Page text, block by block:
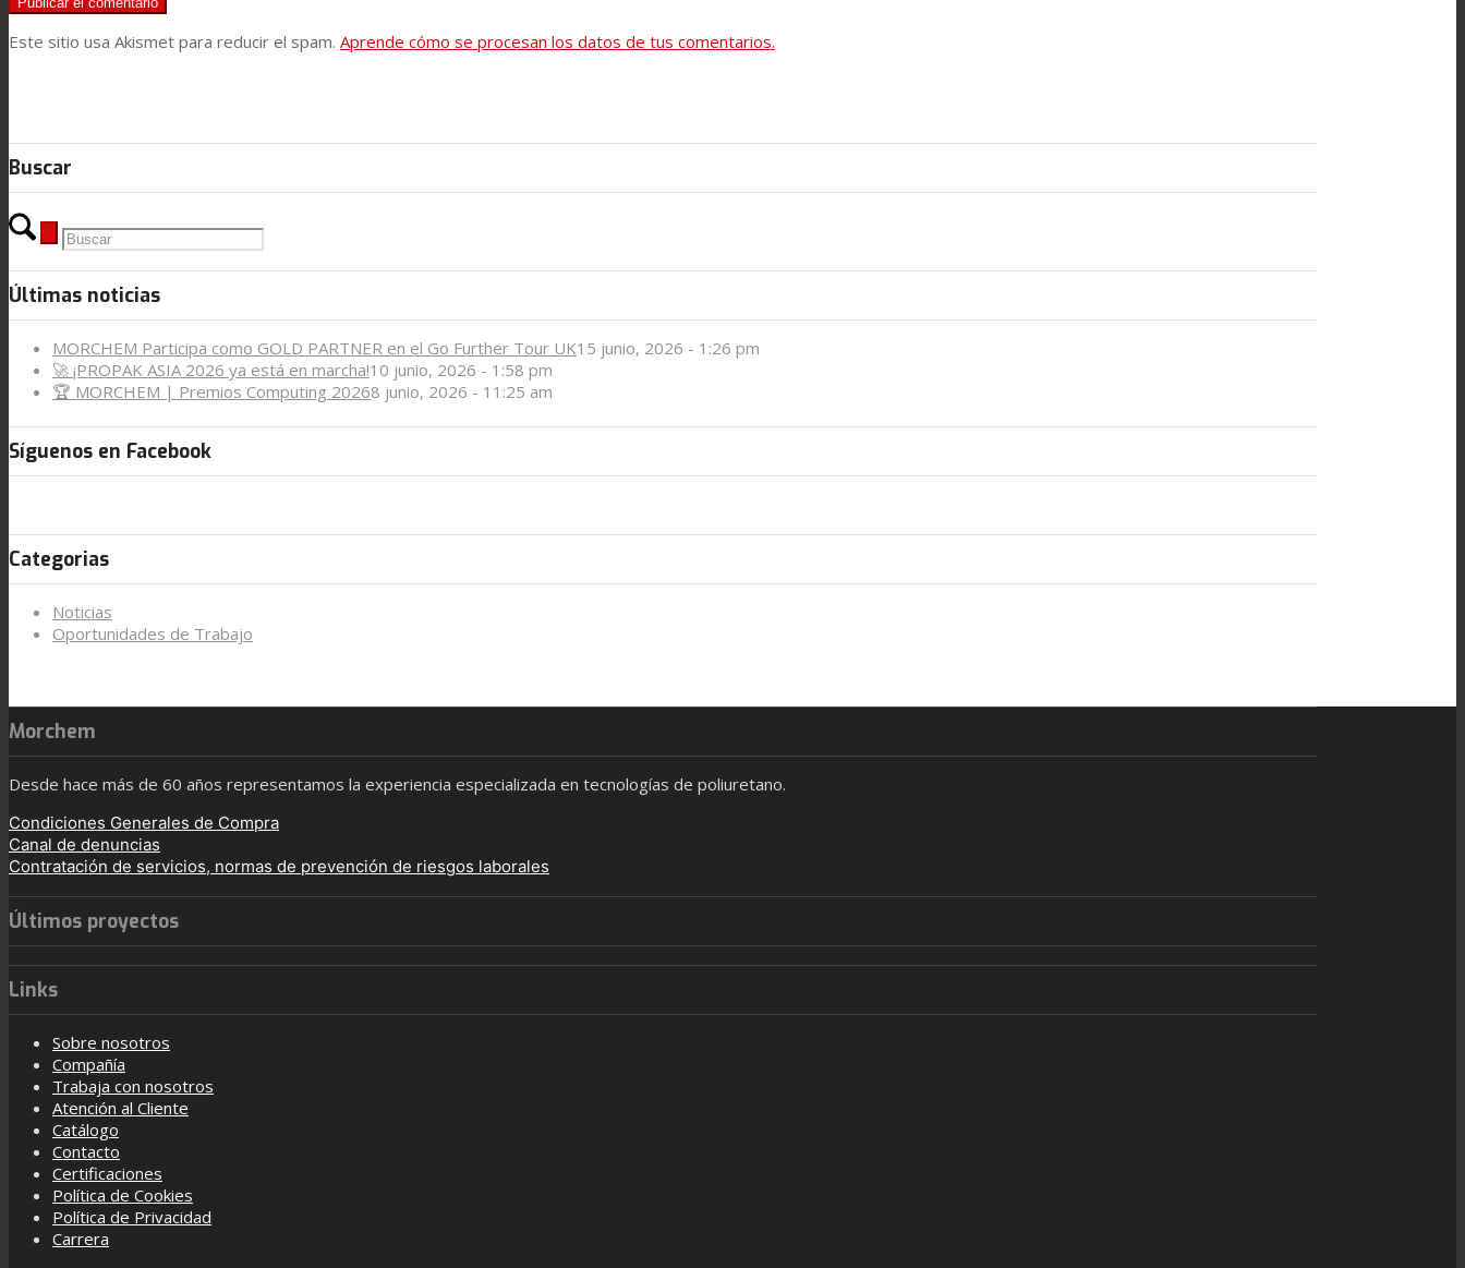
Este sitio usa Akismet para reducir el spam. Aprende cómo se procesan los datos de tus comentarios.
Buscar
Últimas noticias
MORCHEM Participa como GOLD PARTNER en el Go Further Tour UK15 junio, 2026 - 1:26 pm
🚀 ¡PROPAK ASIA 2026 ya está en marcha!10 junio, 2026 - 1:58 pm
🏆 MORCHEM | Premios Computing 20268 junio, 2026 - 11:25 am
Síguenos en Facebook
Categorias
Noticias
Oportunidades de Trabajo
Morchem
Desde hace más de 60 años representamos la experiencia especializada en tecnologías de poliuretano.
Condiciones Generales de Compra
Canal de denuncias
Contratación de servicios, normas de prevención de riesgos laborales
Últimos proyectos
Links
Sobre nosotros
Compañía
Trabaja con nosotros
Atención al Cliente
Catálogo
Contacto
Certificaciones
Política de Cookies
Política de Privacidad
Carrera